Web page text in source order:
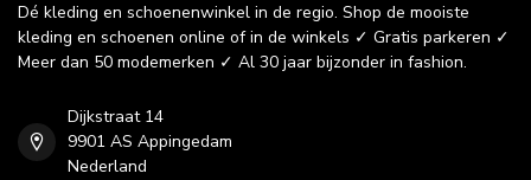
Dé kleding en schoenenwinkel in de regio. Shop de mooiste
kleding en schoenen online of in de winkels ✓ Gratis parkeren ✓
Meer dan 50 modemerken ✓ Al 30 jaar bijzonder in fashion.
Dijkstraat 14
9901 AS Appingedam
Nederland